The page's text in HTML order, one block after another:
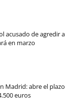
acusado de agredir a
en marzo
Madrid: abre el plazo
euros